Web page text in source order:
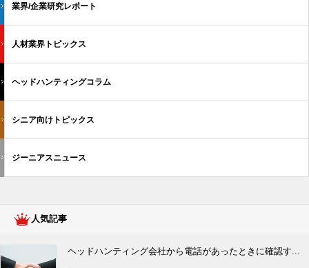
業界/企業研究レポート
人材業界トピックス
ヘッドハンティングコラム
シニア向けトピックス
ジーニアスニュース
人気記事
ヘッドハンティング会社から電話があったときに確認す...